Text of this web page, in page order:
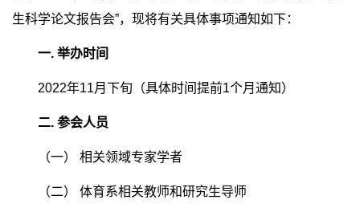
生科学论文报告会”，现将有关具体事项通知如下：
一. 举办时间
2022年11月下旬（具体时间提前1个月通知）
二. 参会人员
（一） 相关领域专家学者
（二） 体育系相关教师和研究生导师